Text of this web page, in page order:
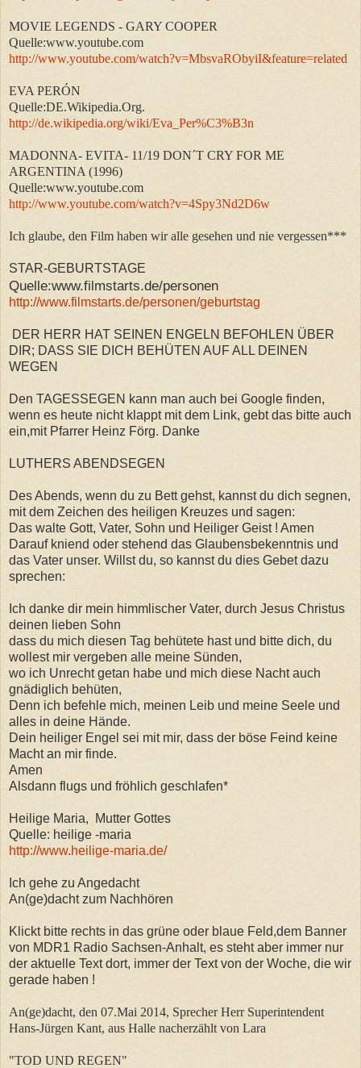
MOVIE LEGENDS - GARY COOPER
Quelle:www.youtube.com
http://www.youtube.com/watch?v=MbsvaRObyiI&feature=related
EVA PERÓN
Quelle:DE.Wikipedia.Org.
http://de.wikipedia.org/wiki/Eva_Per%C3%B3n
MADONNA- EVITA- 11/19 DON´T CRY FOR ME
ARGENTINA (1996)
Quelle:www.youtube.com
http://www.youtube.com/watch?v=4Spy3Nd2D6w
Ich glaube, den Film haben wir alle gesehen und nie vergessen***
STAR-GEBURTSTAGE
Quelle:www.filmstarts.de/personen
http://www.filmstarts.de/personen/geburtstag
DER HERR HAT SEINEN ENGELN BEFOHLEN ÜBER
DIR; DASS SIE DICH BEHÜTEN AUF ALL DEINEN
WEGEN
Den TAGESSEGEN kann man auch bei Google finden,
wenn es heute nicht klappt mit dem Link, gebt das bitte auch
ein,mit Pfarrer Heinz Förg. Danke
LUTHERS ABENDSEGEN
Des Abends, wenn du zu Bett gehst, kannst du dich segnen,
mit dem Zeichen des heiligen Kreuzes und sagen:
Das walte Gott, Vater, Sohn und Heiliger Geist ! Amen
Darauf kniend oder stehend das Glaubensbekenntnis und
das Vater unser. Willst du, so kannst du dies Gebet dazu
sprechen:
Ich danke dir mein himmlischer Vater, durch Jesus Christus
deinen lieben Sohn
dass du mich diesen Tag behütete hast und bitte dich, du
wollest mir vergeben alle meine Sünden,
wo ich Unrecht getan habe und mich diese Nacht auch
gnädiglich behüten,
Denn ich befehle mich, meinen Leib und meine Seele und
alles in deine Hände.
Dein heiliger Engel sei mit mir, dass der böse Feind keine
Macht an mir finde.
Amen
Alsdann flugs und fröhlich geschlafen*
Heilige Maria, Mutter Gottes
Quelle: heilige -maria
http://www.heilige-maria.de/
Ich gehe zu Angedacht
An(ge)dacht zum Nachhören
Klickt bitte rechts in das grüne oder blaue Feld,dem Banner
von MDR1 Radio Sachsen-Anhalt, es steht aber immer nur
der aktuelle Text dort, immer der Text von der Woche, die wir
gerade haben !
An(ge)dacht, den 07.Mai 2014, Sprecher Herr Superintendent
Hans-Jürgen Kant, aus Halle nacherzählt von Lara
"TOD UND REGEN"